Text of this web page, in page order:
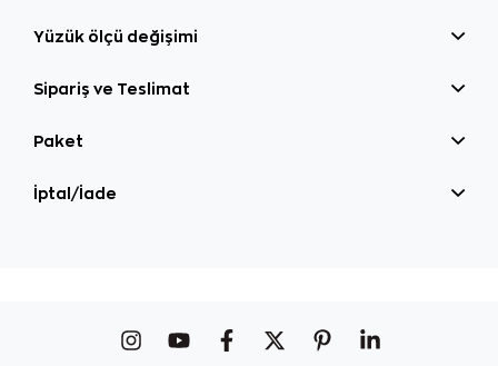
Yüzük ölçü değişimi
Sipariş ve Teslimat
Paket
İptal/İade